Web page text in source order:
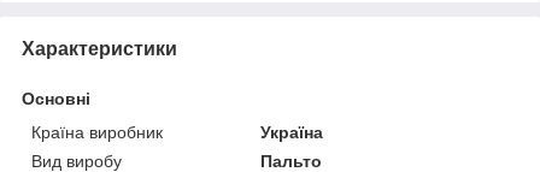
Характеристики
Основні
Країна виробник
Україна
Вид виробу
Пальто